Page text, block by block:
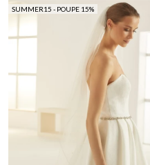
SUMMER15 - POUPE 15%